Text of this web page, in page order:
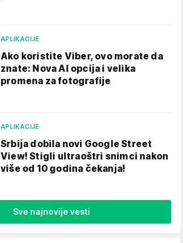
APLIKACIJE
Ako koristite Viber, ovo morate da
znate: Nova AI opcija i velika
promena za fotografije
APLIKACIJE
Srbija dobila novi Google Street
View! Stigli ultraoštri snimci nakon
više od 10 godina čekanja!
Sve najnovije vesti